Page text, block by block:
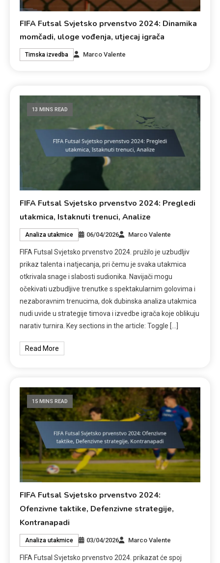
FIFA Futsal Svjetsko prvenstvo 2024: Dinamika
momčadi, uloge vođenja, utjecaj igrača
Timska izvedba Marco Valente
13 MINS READ
FIFA Futsal Svjetsko prvenstvo 2024: Pregledi
utakmica, Istaknuti trenuci, Analize
Analiza utakmice 06/04/2026 Marco Valente
FIFA Futsal Svjetsko prvenstvo 2024. pružilo je uzbudljiv
prikaz talenta i natjecanja, pri čemu je svaka utakmica
otkrivala snage i slabosti sudionika. Navijači mogu
očekivati uzbudljive trenutke s spektakularnim golovima i
nezaboravnim trenucima, dok dubinska analiza utakmica
nudi uvide u strategije timova i izvedbe igrača koje oblikuju
narativ turnira. Key sections in the article: Toggle […]
Read More
15 MINS READ
FIFA Futsal Svjetsko prvenstvo 2024:
Ofenzivne taktike, Defenzivne strategije,
Kontranapadi
Analiza utakmice 03/04/2026 Marco Valente
FIFA Futsal Svjetsko prvenstvo 2024. prikazat će spoj